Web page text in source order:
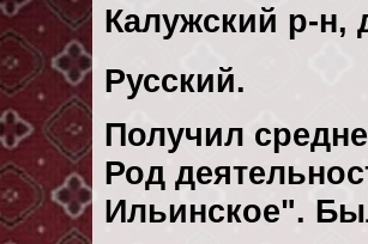
Калужский р-н,
Русский.
Получил
Род
Ильинское".